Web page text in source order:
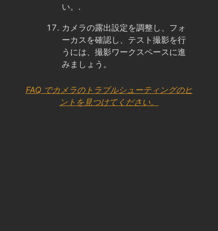
い。.
カメラの露出設定を調整し、フォ
ーカスを確認し、テスト撮影を行
うには、撮影ワークスペースに進
みましょう。
FAQ でカメラのトラブルシューティングのヒ
ントを見つけてください。